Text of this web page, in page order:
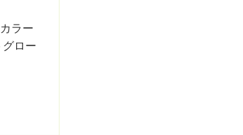
ラー
ロー